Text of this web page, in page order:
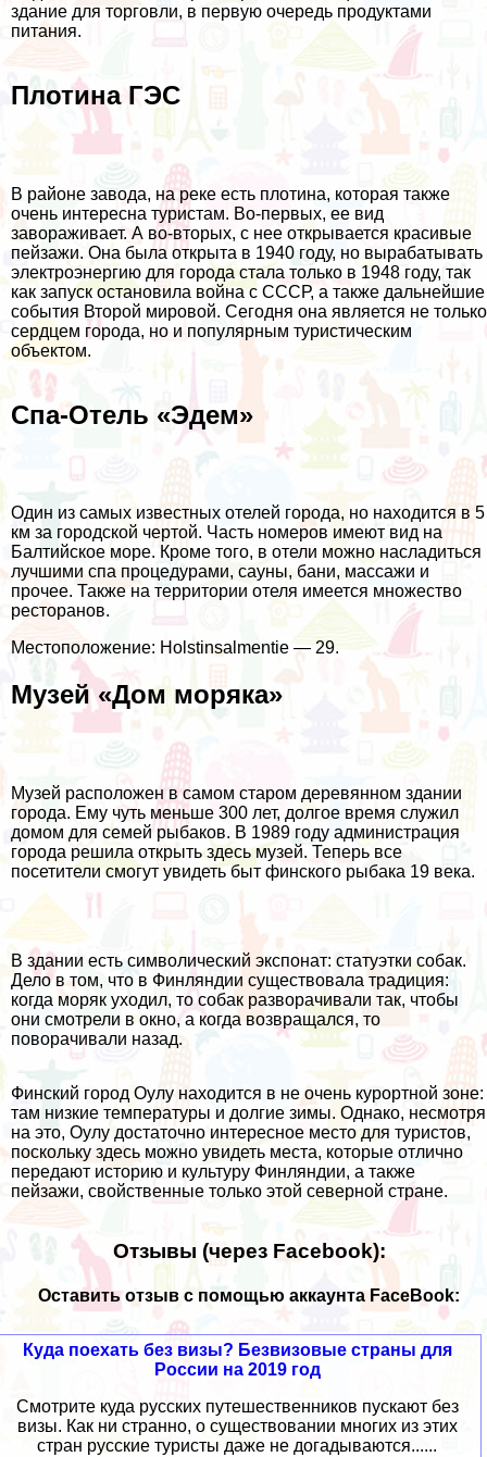
здание для торговли, в первую очередь продуктами
питания.
Плотина ГЭС
В районе завода, на реке есть плотина, которая также
очень интересна туристам. Во-первых, ее вид
завораживает. А во-вторых, с нее открывается красивые
пейзажи. Она была открыта в 1940 году, но вырабатывать
электроэнергию для города стала только в 1948 году, так
как запуск остановила война с СССР, а также дальнейшие
события Второй мировой. Сегодня она является не только
сердцем города, но и популярным туристическим
объектом.
Спа-Отель «Эдем»
Один из самых известных отелей города, но находится в 5
км за городской чертой. Часть номеров имеют вид на
Балтийское море. Кроме того, в отели можно насладиться
лучшими спа процедурами, сауны, бани, массажи и
прочее. Также на территории отеля имеется множество
ресторанов.
Местоположение: Holstinsalmentie — 29.
Музей «Дом моряка»
Музей расположен в самом старом деревянном здании
города. Ему чуть меньше 300 лет, долгое время служил
домом для семей рыбаков. В 1989 году администрация
города решила открыть здесь музей. Теперь все
посетители смогут увидеть быт финского рыбака 19 века.
В здании есть символический экспонат: статуэтки собак.
Дело в том, что в Финляндии существовала традиция:
когда моряк уходил, то собак разворачивали так, чтобы
они смотрели в окно, а когда возвращался, то
поворачивали назад.
Финский город Оулу находится в не очень курортной зоне:
там низкие температуры и долгие зимы. Однако, несмотря
на это, Оулу достаточно интересное место для туристов,
поскольку здесь можно увидеть места, которые отлично
передают историю и культуру Финляндии, а также
пейзажи, свойственные только этой северной стране.
Отзывы (через Facebook):
Оставить отзыв с помощью аккаунта FaceBook:
Куда поехать без визы? Безвизовые страны для
России на 2019 год
Смотрите куда русских путешественников пускают без
визы. Как ни странно, о существовании многих из этих
стран русские туристы даже не догадываются......